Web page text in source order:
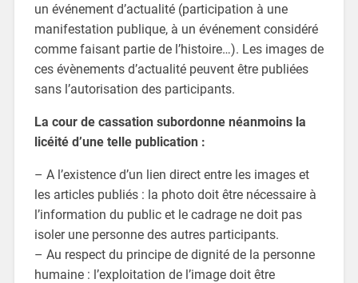
un événement d’actualité (participation à une
manifestation publique, à un événement considéré
comme faisant partie de l’histoire…). Les images de
ces évènements d’actualité peuvent être publiées
sans l’autorisation des participants.
La cour de cassation subordonne néanmoins la
licéité d’une telle publication :
– A l’existence d’un lien direct entre les images et
les articles publiés : la photo doit être nécessaire à
l’information du public et le cadrage ne doit pas
isoler une personne des autres participants.
– Au respect du principe de dignité de la personne
humaine : l’exploitation de l’image doit être